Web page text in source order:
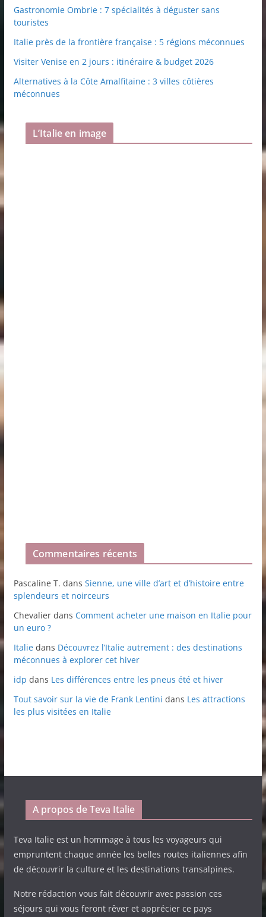
Gastronomie Ombrie : 7 spécialités à déguster sans
touristes
Italie près de la frontière française : 5 régions méconnues
Visiter Venise en 2 jours : itinéraire & budget 2026
Alternatives à la Côte Amalfitaine : 3 villes côtières
méconnues
L’Italie en image
Commentaires récents
Pascaline T. dans Sienne, une ville d’art et d’histoire entre
splendeurs et noirceurs
Chevalierdans Comment acheter une maison en Italie pour
un euro ?
Italiedans Découvrez l’Italie autrement : des destinations
méconnues à explorer cet hiver
idp dans Les différences entre les pneus été et hiver
Tout savoir sur la vie de Frank Lentini dans Les attractions
les plus visitées en Italie
A propos de Teva Italie
Teva Italie est un hommage à tous les voyageurs qui
empruntent chaque année les belles routes italiennes afin
de découvrir la culture et les destinations transalpines.
Notre rédaction vous fait découvrir avec passion ces
séjours qui vous feront rêver et apprécier ce pays